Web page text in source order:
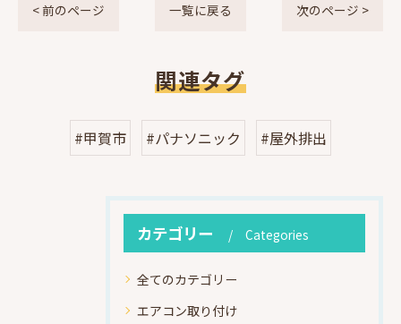
< 前のページ 一覧に戻る 次のページ >
関連タグ
#甲賀市 #パナソニック #屋外排出
カテゴリー Categories
全てのカテゴリー
エアコン取り付け